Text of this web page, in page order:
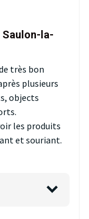
la-
très bon
plusieurs
objects
les produits
et souriant.